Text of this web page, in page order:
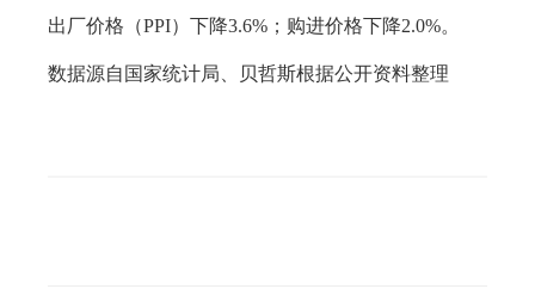
出厂价格（PPI）下降3.6%；购进价格下降2.0%。
数据源自国家统计局、贝哲斯根据公开资料整理